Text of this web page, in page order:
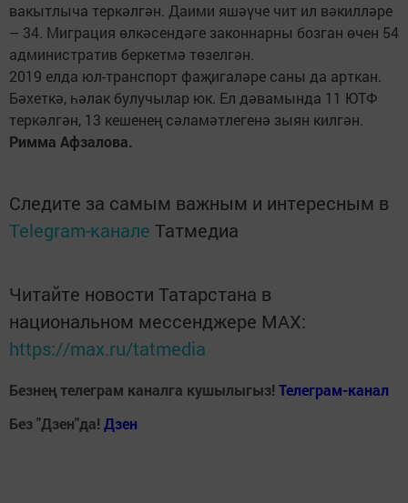
вакытлыча теркәлгән. Даими яшәүче чит ил вәкилләре
– 34. Миграция өлкәсендәге законнарны бозган өчен 54
административ беркетмә төзелгән.
2019 елда юл-транспорт фаҗигаләре саны да арткан.
Бәхеткә, һәлак булучылар юк. Ел дәвамында 11 ЮТФ
теркәлгән, 13 кешенең сәламәтлегенә зыян килгән.
Римма Афзалова.
Следите за самым важным и интересным в
Telegram-канале Татмедиа
Читайте новости Татарстана в
национальном мессенджере MАХ:
https://max.ru/tatmedia
Безнең телеграм каналга кушылыгыз! Телеграм-канал
Без "Дзен"да! Дзен